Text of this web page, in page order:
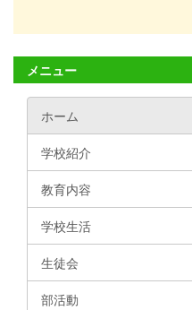
メニュー
ホーム
学校紹介
教育内容
学校生活
生徒会
部活動